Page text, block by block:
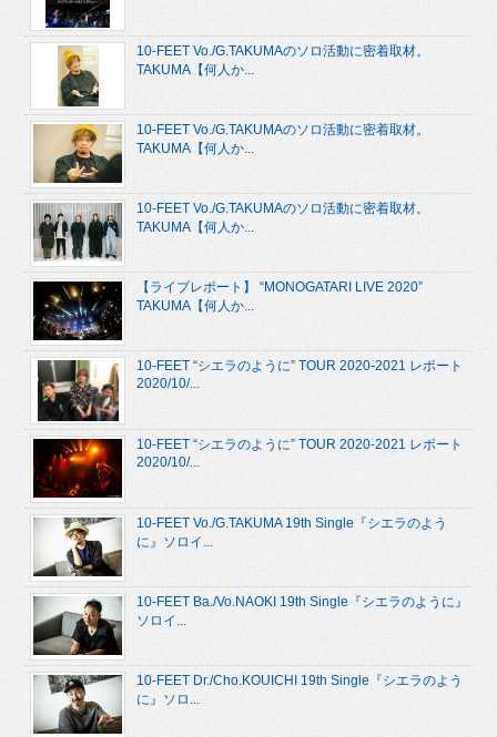
10-FEET Vo./G.TAKUMAのソロ活動に密着取材。
TAKUMA【何人か...
10-FEET Vo./G.TAKUMAのソロ活動に密着取材。
TAKUMA【何人か...
10-FEET Vo./G.TAKUMAのソロ活動に密着取材。
TAKUMA【何人か...
【ライブレポート】 “MONOGATARI LIVE 2020”
TAKUMA【何人か...
10-FEET “シエラのように” TOUR 2020-2021 レポート
2020/10/...
10-FEET “シエラのように” TOUR 2020-2021 レポート
2020/10/...
10-FEET Vo./G.TAKUMA 19th Single『シエラのよう
に』ソロイ...
10-FEET Ba./Vo.NAOKI 19th Single『シエラのように』
ソロイ...
10-FEET Dr./Cho.KOUICHI 19th Single『シエラのよう
に』ソロ...